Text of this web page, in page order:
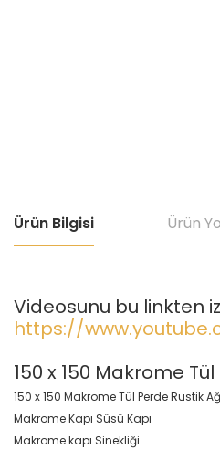
Ürün Bilgisi Ürün
Videosunu bu linkten
https://
150 x 150 Makrome
150 x 150 Makrome Tül Perde Rustik
Makrome Kapı Süsü Kapı
Makrome kapı Sinekliği